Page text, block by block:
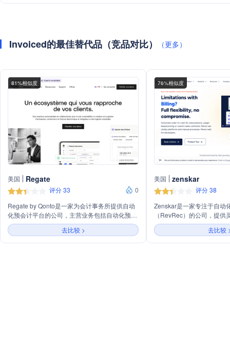
Invoiced的最佳替代品（竞品对比） （更多）
81%相似度
美国 Regate
评分 33
0
Regate by Qonto是一家为会计事务所提供自动
化预会计平台的公司，主营业务包括自动化预会
计、电子发票、企业创建和客户界面管理，旨在
提高会计事务所的工作效率并加强与客户的合
作。
去比较 >
76%相似度
美国 zenskar
评分 38
Zenskar是一家专注于自动
（RevRec）的公司，提供
用于订阅或用量计费模式
理、使用跟踪、应收账款
成服务。Zenskar旨在为快
去比较